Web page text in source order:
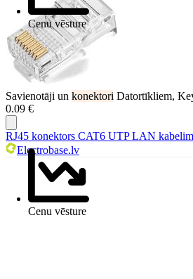
Cenu vēsture
Savienotāji un konektori Datortīkliem,
0.09 €
Cenu vēsture
RJ45 konektors CAT6 UTP LAN kabelim
Electrobase.lv